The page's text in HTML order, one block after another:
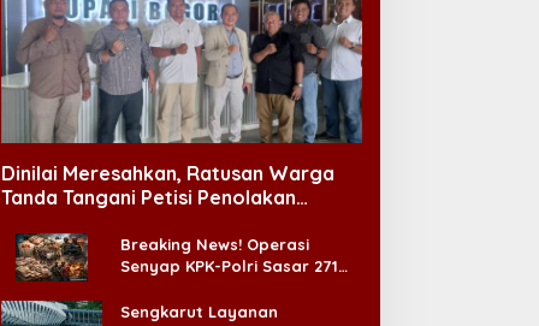
Dinilai Meresahkan, Ratusan Warga
Tanda Tangani Petisi Penolakan
Breaking News! Operasi
Senyap KPK-Polri Sasar 271
Ada ‘Badai Pemeriksaan’
Sengkarut Layanan